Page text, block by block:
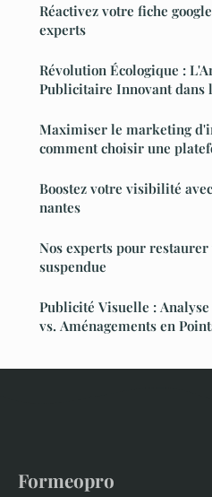
Réactivez votre fiche
experts
Révolution Écologique :
Publicitaire Innovant dans
Maximiser le marketing
comment choisir une
Boostez votre visibilité
nantes
Nos experts pour restaurer
suspendue
Publicité Visuelle :
vs. Aménagements en
Formeopro